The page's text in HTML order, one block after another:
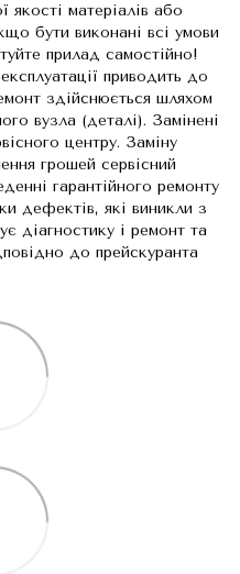
матеріалів або
бути виконані всі умови
прилад самостійно!
приводить до
здійснюється шляхом
вузла (деталі). Замінені
центру. Заміну
грошей сервісний
гарантійного ремонту
дефектів, які виникли з
діагностику і ремонт та
до прейскуранта